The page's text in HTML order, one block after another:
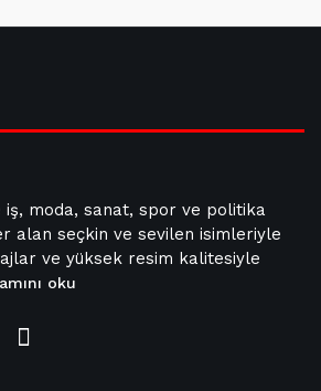
iş, moda, sanat, spor ve politika
alan seçkin ve sevilen isimleriyle
ve yüksek resim kalitesiyle
oku